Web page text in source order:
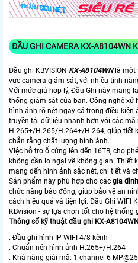
ĐẦU GHI CAMERAKX-A8104WN
Đầu ghi KBVISION KX-A8104WN là một
vực camera giám sát, với nhiều tính
Với mức giá hợp lý, Đầu Ghi này mang
thống giám sát của bạn. Công nghệ xử
hình ảnh rõ nét ngay cả trong điều kiện
truyền tải dữ liệu nhanh hơn với các mã
H.265+/H.265/H.264+/H.264, giúp tiết
chắn rằng chất lượng hình ảnh.
Việc hỗ trợ ổ cứng lên đến 16TB, cho
không cần lo ngại về không gian. Thiết
mang đến hình ảnh sắc nét, chi tiết và
Sản phẩm này phù hợp cho các gia đình
chức năng báo động, giúp bảo vệ an
cách hiệu quả và tiện lợi. Đầu Ghi WIFI
KBvision - sự lựa chọn tốt cho hệ thống
Thông số kỹ thuật đầu ghi KX-A8104WN
. Đầu ghi hình IP WIFI 4/8 kênh
. Chuẩn nén hình ảnh H.265+/H.264
. Khả năng giải mã: 1-channel 6